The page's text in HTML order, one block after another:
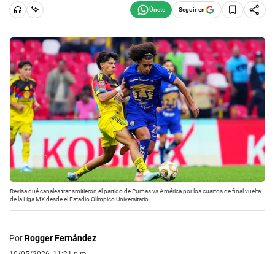
Seguir en
Revisa qué canales transmitieron el partido de Pumas vs América por los cuartos de final vuelta
de la Liga MX desde el Estadio Olímpico Universitario.
PorRogger Fernández